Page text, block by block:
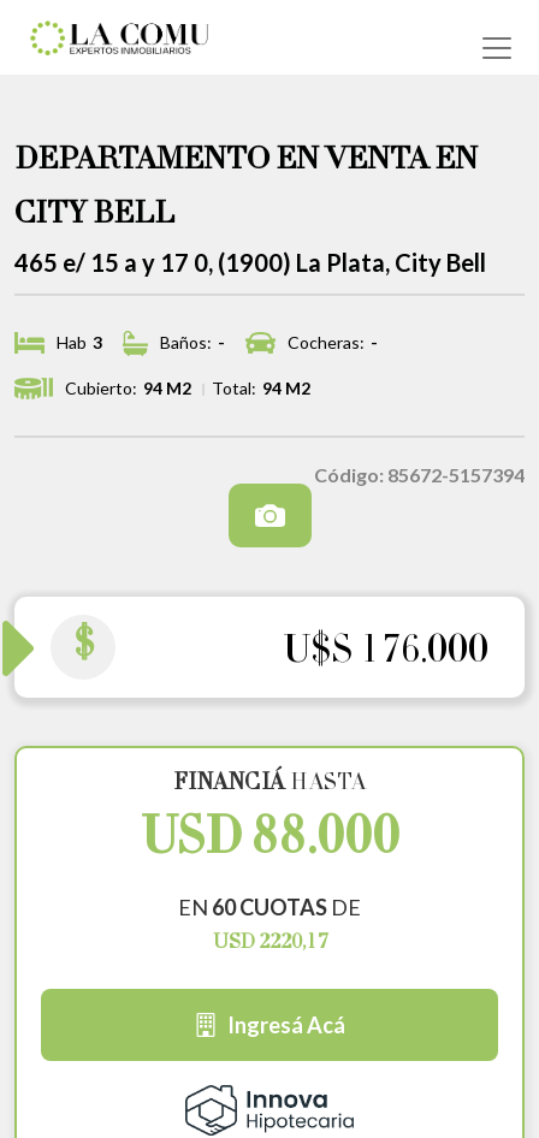
DEPARTAMENTO EN VENTA EN
CITY BELL
465 e/ 15 a y 17 0, (1900) La Plata, City Bell
Hab 3 Baños: - Cocheras: -
Cubierto: 94 M2 Total: 94 M2
Código: 85672-5157394
$ U$S 176.000
FINANCIÁHASTA
USD 88.000
EN 60 CUOTAS DE
USD 2220,17
Ingresá Acá